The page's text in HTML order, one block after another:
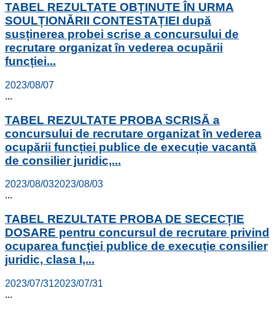
TABEL REZULTATE OBȚINUTE ÎN URMA
SOULȚIONĂRII CONTESTAȚIEI după
susținerea probei scrise a concursului de
recrutare organizat în vederea ocupării
funcției...
2023/08/07
...
TABEL REZULTATE PROBA SCRISĂ a
concursului de recrutare organizat în vederea
ocupării funcției publice de execuție vacantă
de consilier juridic,...
2023/08/032023/08/03
...
TABEL REZULTATE PROBA DE SECECȚIE
DOSARE pentru concursul de recrutare privind
ocuparea funcției publice de execuție consilier
juridic, clasa I,...
2023/07/312023/07/31
...